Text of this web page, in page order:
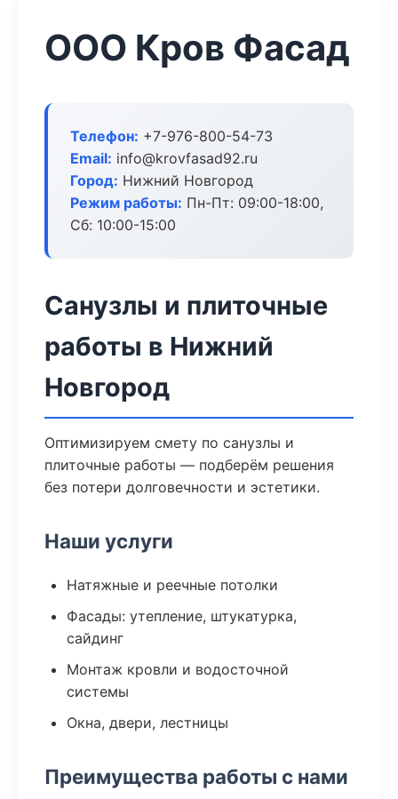
ООО Кров Фасад
Телефон: +7-976-800-54-73
Email: info@krovfasad92.ru
Город: Нижний Новгород
Режим работы: Пн-Пт: 09:00-18:00,
Сб: 10:00-15:00
Санузлы и плиточные
работы в Нижний
Новгород
Оптимизируем смету по санузлы и
плиточные работы — подберём решения
без потери долговечности и эстетики.
Наши услуги
Натяжные и реечные потолки
Фасады: утепление, штукатурка,
сайдинг
Монтаж кровли и водосточной
системы
Окна, двери, лестницы
Преимущества работы с нами